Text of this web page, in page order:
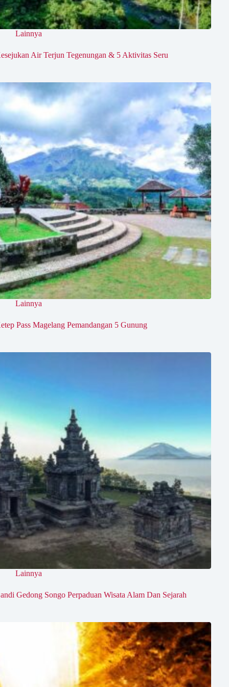
Lainnya
Air Terjun Tegenungan & 5 Aktivitas Seru
Lainnya
Pass Magelang Pemandangan 5 Gunung
Lainnya
Gedong Songo Perpaduan Wisata Alam Dan Sejarah